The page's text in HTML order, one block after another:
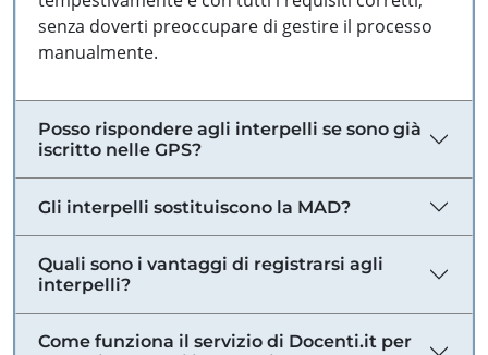
senza doverti preoccupare di gestire il processo
manualmente.
Posso rispondere agli interpelli se sono già
iscritto nelle GPS?
Gli interpelli sostituiscono la MAD?
Quali sono i vantaggi di registrarsi agli
interpelli?
Come funziona il servizio di Docenti.it per